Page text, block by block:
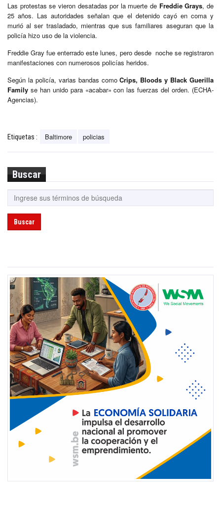
Las protestas se vieron desatadas por la muerte de Freddie Grays, de
25 años. Las autoridades señalan que el detenido cayó en coma y
murió al ser trasladado, mientras que sus familiares aseguran que la
policía hizo uso de la violencia.
Freddie Gray fue enterrado este lunes, pero desde noche se registraron
manifestaciones con numerosos policías heridos.
Según la policía, varias bandas comoCrips, Bloods y Black Guerilla
Family se han unido para «acabar» con las fuerzas del orden. (ECHA-
Agencias).
Etiquetas : Baltimore policias
Buscar
Buscar